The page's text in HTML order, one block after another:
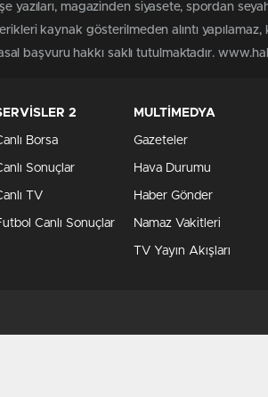
yazıları, magazinden siyasete, spordan
kaynak gösterilmeden alıntı
başvuru hakkı saklı tutulmaktadır.
2
Borsa
Sonuçlar
TV
Canlı Sonuçlar
MULTİMEDYA
Gazeteler
Hava Durumu
Haber Gönder
Namaz Vakitleri
TV Yayın Akışları